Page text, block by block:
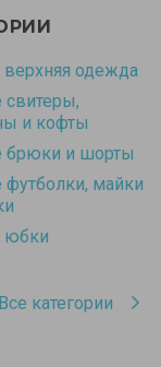
одежда
и кофты
брюки и шорты
майки
юбки
Все категории